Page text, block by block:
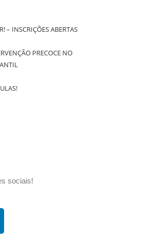
– INSCRIÇÕES ABERTAS
PRECOCE NO
sociais!